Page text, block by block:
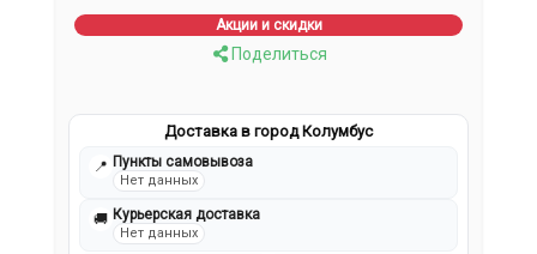
Акции и скидки
Поделиться
Доставка в город Колумбус
📍 Пункты самовывоза
Нет данных
🚚 Курьерская доставка
Нет данных